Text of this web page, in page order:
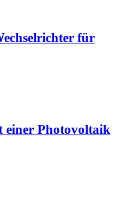
für
einer Photovoltaik